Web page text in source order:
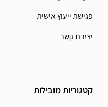
פגישת ייעוץ אישית
יצירת קשר
קטגוריות מובילות